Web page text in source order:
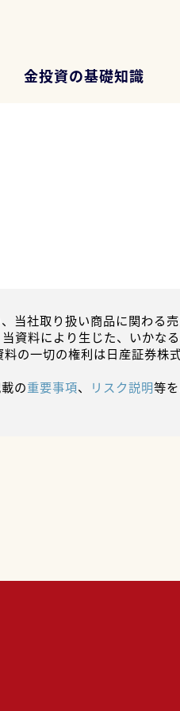
金投資の基礎知識
当社取り扱い商品に関わ
資料により生じた、いか
の一切の権利は日産証券株
の重要事項、 リスク説明等